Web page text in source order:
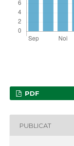
PDF
PUBLICAT